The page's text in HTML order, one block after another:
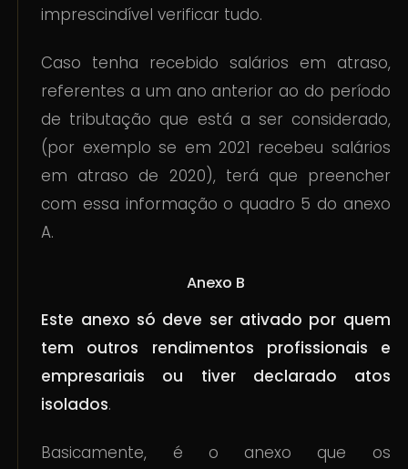
imprescindível verificar tudo.
Caso tenha recebido salários em atraso,
referentes a um ano anterior ao do período
de tributação que está a ser considerado,
(por exemplo se em 2021 recebeu salários
em atraso de 2020), terá que preencher
com essa informação o quadro 5 do anexo
A.
Anexo B
Este anexo só deve ser ativado por quem
tem outros rendimentos profissionais e
empresariais ou tiver declarado atos
isolados.
Basicamente, é o anexo que os